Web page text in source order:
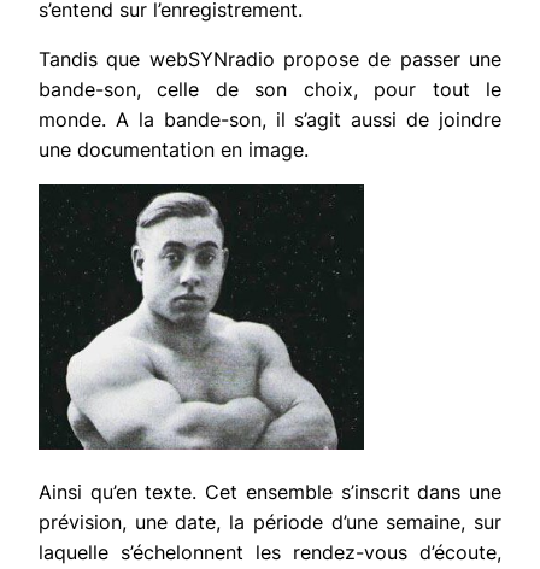
s’entend sur l’enregistrement.
Tandis que webSYNradio propose de passer une
bande-son, celle de son choix, pour tout le
monde. A la bande-son, il s’agit aussi de joindre
une documentation en image.
Ainsi qu’en texte. Cet ensemble s’inscrit dans une
prévision, une date, la période d’une semaine, sur
laquelle s’échelonnent les rendez-vous d’écoute,